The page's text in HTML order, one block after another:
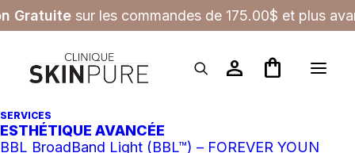
Gratuite sur les commandes de 175.00$ et plus
person shopping_bag
SERVICES
ESTHÉTIQUE AVANCÉE
BBL BroadBand Light (BBL™) – FOREVER YOUNG